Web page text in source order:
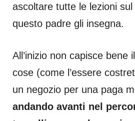
ascoltare tutte le lezioni
questo padre gli insegna.
All’inizio non capisce bene
cose (come l’essere
un negozio per una paga
andando avanti nel